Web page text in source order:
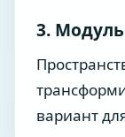
3.
вариант